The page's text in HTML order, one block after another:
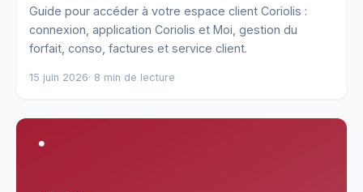
Guide pour accéder à votre espace client Coriolis :
connexion, application Coriolis et Moi, gestion du
forfait, conso, factures et service client.
15 juin 2026· 8 min de lecture